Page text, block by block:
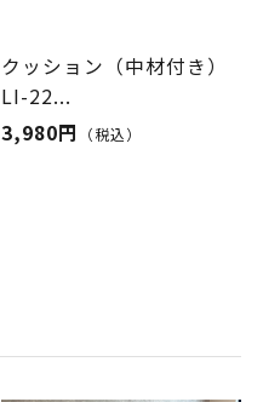
クッション（中材付き）
LI-22...
3,980円
（税込）